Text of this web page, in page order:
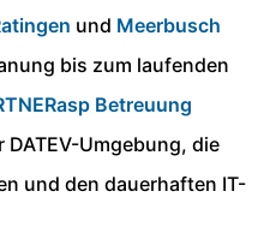
und Meerbusch
bis zum laufenden
Betreuung
Umgebung, die
und den dauerhaften IT-